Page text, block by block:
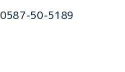
0587-50-5189